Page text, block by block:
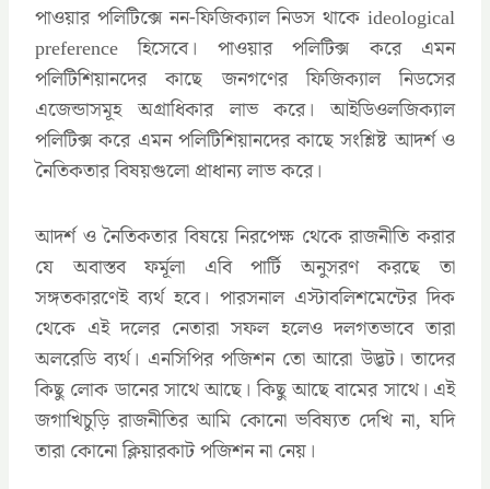
পাওয়ার পলিটিক্সে নন-ফিজিক্যাল নিডস থাকে ideological
preference হিসেবে। পাওয়ার পলিটিক্স করে এমন
পলিটিশিয়ানদের কাছে জনগণের ফিজিক্যাল নিডসের
এজেন্ডাসমূহ অগ্রাধিকার লাভ করে। আইডিওলজিক্যাল
পলিটিক্স করে এমন পলিটিশিয়ানদের কাছে সংশ্লিষ্ট আদর্শ ও
নৈতিকতার বিষয়গুলো প্রাধান্য লাভ করে।
আদর্শ ও নৈতিকতার বিষয়ে নিরপেক্ষ থেকে রাজনীতি করার
যে অবাস্তব ফর্মূলা এবি পার্টি অনুসরণ করছে তা
সঙ্গতকারণেই ব্যর্থ হবে। পারসনাল এস্টাবলিশমেন্টের দিক
থেকে এই দলের নেতারা সফল হলেও দলগতভাবে তারা
অলরেডি ব্যর্থ। এনসিপির পজিশন তো আরো উদ্ভট। তাদের
কিছু লোক ডানের সাথে আছে। কিছু আছে বামের সাথে। এই
জগাখিচুড়ি রাজনীতির আমি কোনো ভবিষ্যত দেখি না, যদি
তারা কোনো ক্লিয়ারকাট পজিশন না নেয়।